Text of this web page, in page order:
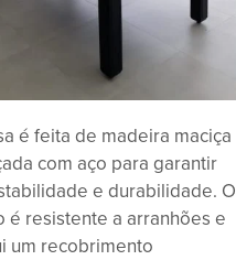
é feita de madeira maciça
com aço para garantir
e durabilidade. O
é resistente a arranhões e
um recobrimento